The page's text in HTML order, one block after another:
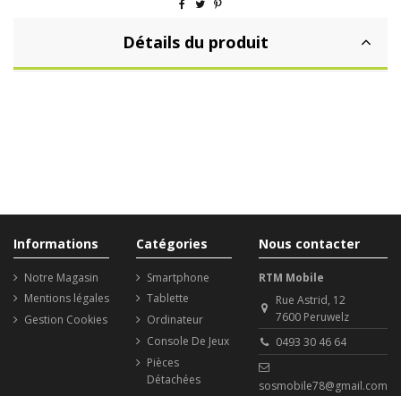
Détails du produit
Informations
Notre Magasin
Mentions légales
Gestion Cookies
Catégories
Smartphone
Tablette
Ordinateur
Console De Jeux
Pièces
Détachées
Nous contacter
RTM Mobile
Rue Astrid, 12
7600 Peruwelz
0493 30 46 64
sosmobile78@gmail.com